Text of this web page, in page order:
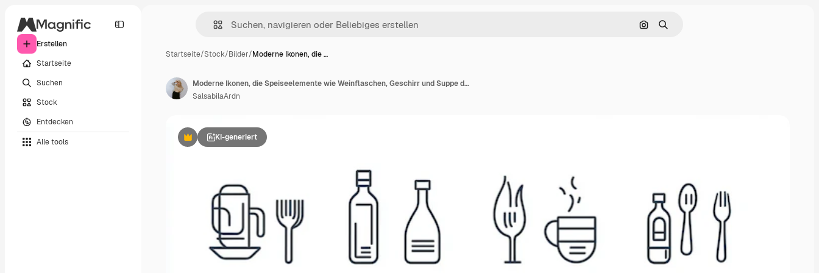
Erstellen
Startseite
Suchen
Stock
Entdecken
Alle tools
Nach Bild suchen
Suchen
Startseite/Stock/Bilder/Moderne Ikonen, die …
PremiumKI-generiert
Moderne Ikonen, die Speiseelemente wie Weinflaschen, Geschirr und Suppe darstellen
SalsabilaArdn